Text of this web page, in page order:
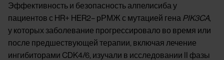
Эффективность и безопасность алпелисиба у
пациентов с HR+ HER2– рРМЖ с мутацией гена PIK3CA,
у которых заболевание прогрессировало во время или
после предшествующей терапии, включая лечение
ингибиторами CDK4/6, изучали в исследовании II фазы